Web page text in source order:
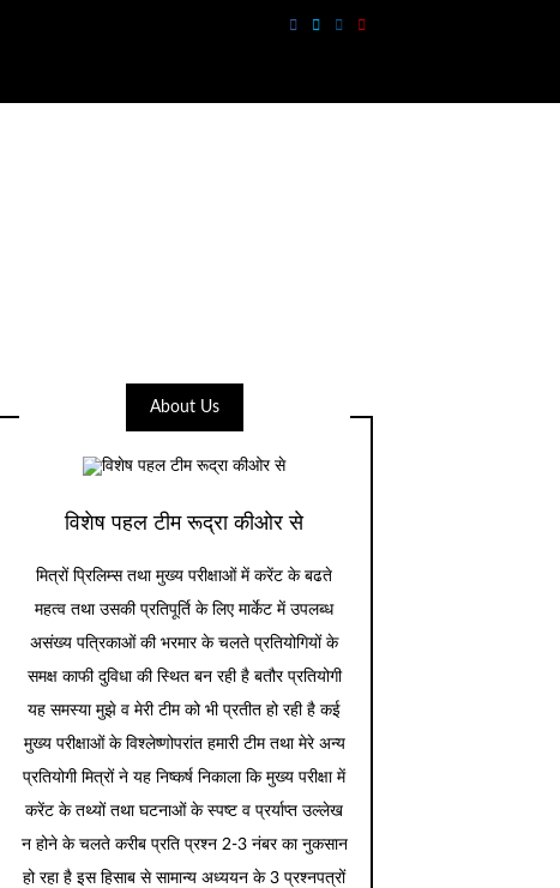
About Us
विशेष पहल टीम रूद्रा कीओर से
मित्रों प्रिलिम्स तथा मुख्य परीक्षाओं में करेंट के बढते
महत्व तथा उसकी प्रतिपूर्ति के लिए मार्केट में उपलब्ध
असंख्य पत्रिकाओं की भरमार के चलते प्रतियोगियों के
समक्ष काफी दुविधा की स्थित बन रही है बतौर प्रतियोगी
यह समस्या मुझे व मेरी टीम को भी प्रतीत हो रही है कई
मुख्य परीक्षाओं के विश्लेष्णोपरांत हमारी टीम तथा मेरे अन्य
प्रतियोगी मित्रों ने यह निष्कर्ष निकाला कि मुख्य परीक्षा में
करेंट के तथ्यों तथा घटनाओं के स्पष्ट व प्रर्याप्त उल्लेख
न होने के चलते करीब प्रति प्रश्न 2-3 नंबर का नुकसान
हो रहा है इस हिसाब से सामान्य अध्ययन के 3 प्रश्नपत्रों